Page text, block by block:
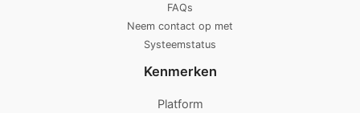
FAQs
Neem contact op met
Systeemstatus
Kenmerken
Platform